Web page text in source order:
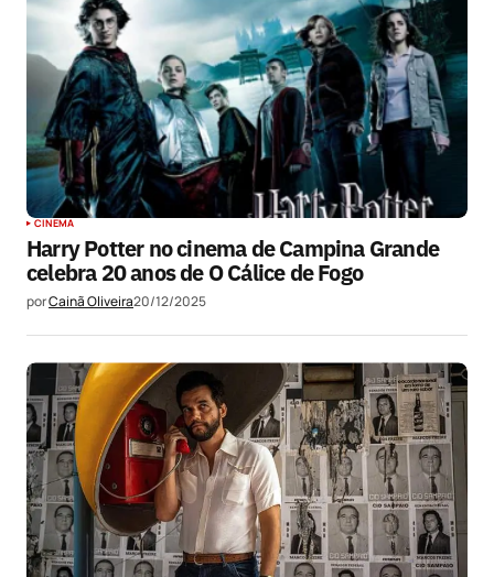
CINEMA
Harry Potter no cinema de Campina Grande
celebra 20 anos de O Cálice de Fogo
porCainã Oliveira20/12/2025